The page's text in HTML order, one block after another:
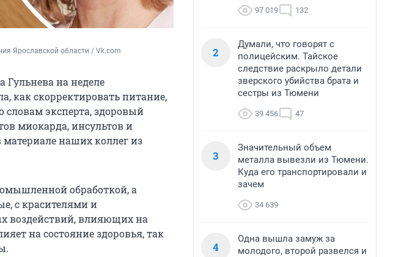
Ярославской области / Vk.com
Гульнева на неделе
как скорректировать питание,
эксперта, здоровый
миокарда, инсультов и
материале наших коллег из
обработкой, а
с красителями и
воздействий, влияющих на
на состояние здоровья, так
97 019 132
2
Думали, что говорят с
полицейским. Тайское
следствие раскрыло детали
зверского убийства брата и
сестры из Тюмени
39 456 47
3
Значительный объем
металла вывезли из Тюмени.
Куда его транспортировали и
зачем
34 639
4
Одна вышла замуж за
молодого, второй развелся и